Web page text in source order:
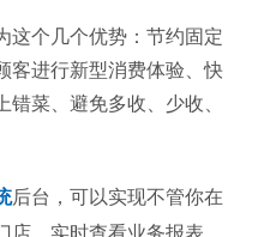
这个几个优势：节约固定
客进行新型消费体验、快
菜、避免多收、少收、
后台，可以实现不管你在